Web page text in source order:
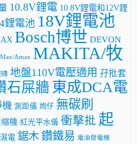
10.8V鋰電 10.8V鋰電和12V鋰
鋰電池 18V鋰電池
Bosch博世 DEVON
Amax MAKITA/牧
磚 地盤110V電壓適用 孖批套
石屎牆 東成DCA電
機 測距儀 炮仔 無碳刷
機 紅光平水儀 衝擊批 起
電 鋸木 鑽鐵易 電油發電機